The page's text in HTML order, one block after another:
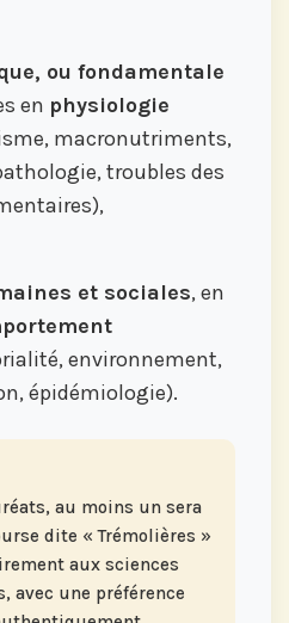
ou fondamentale
en physiologie
macronutriments,
troubles des
et sociales, en
environnement,
épidémiologie).
au moins un sera
dite « Trémolières »
aux sciences
avec une préférence